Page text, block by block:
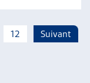
12 Suivant